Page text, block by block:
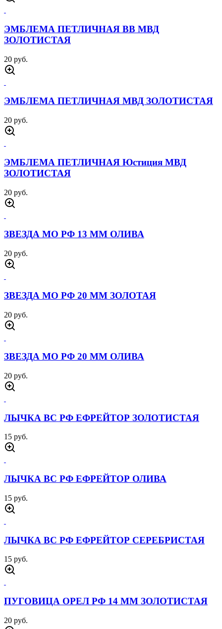
ЭМБЛЕМА ПЕТЛИЧНАЯ ВВ МВД
ЗОЛОТИСТАЯ
20 руб.
ЭМБЛЕМА ПЕТЛИЧНАЯ МВД ЗОЛОТИСТАЯ
20 руб.
ЭМБЛЕМА ПЕТЛИЧНАЯ Юстиция МВД
ЗОЛОТИСТАЯ
20 руб.
ЗВЕЗДА МО РФ 13 ММ ОЛИВА
20 руб.
ЗВЕЗДА МО РФ 20 ММ ЗОЛОТАЯ
20 руб.
ЗВЕЗДА МО РФ 20 ММ ОЛИВА
20 руб.
ЛЫЧКА ВС РФ ЕФРЕЙТОР ЗОЛОТИСТАЯ
15 руб.
ЛЫЧКА ВС РФ ЕФРЕЙТОР ОЛИВА
15 руб.
ЛЫЧКА ВС РФ ЕФРЕЙТОР СЕРЕБРИСТАЯ
15 руб.
ПУГОВИЦА ОРЕЛ РФ 14 ММ ЗОЛОТИСТАЯ
20 руб.